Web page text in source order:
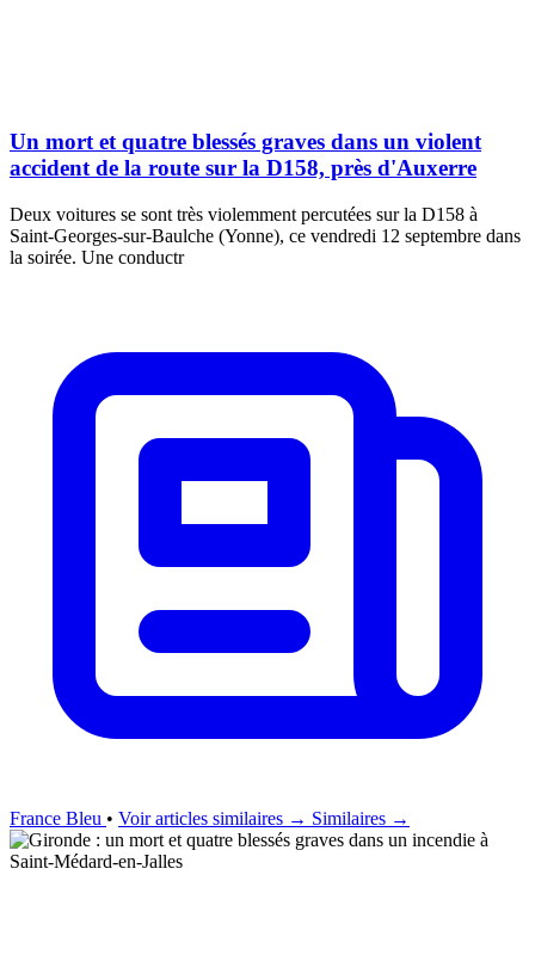
Un mort et quatre blessés graves dans un violent
accident de la route sur la D158, près d'Auxerre
Deux voitures se sont très violemment percutées sur la D158 à
Saint-Georges-sur-Baulche (Yonne), ce vendredi 12 septembre dans
la soirée. Une conductr
France Bleu • Voir articles similaires → Similaires →